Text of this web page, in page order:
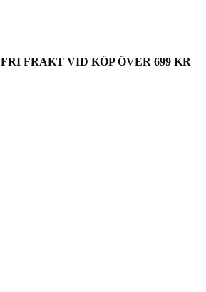
FRI FRAKT VID KÖP ÖVER 699 KR